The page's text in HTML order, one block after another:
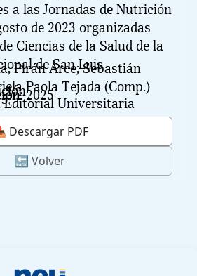
a las Jornadas de Nutrición
de 2023 organizadas
Ciencias de la Salud de la
de San Luis
Pirán Arce; Sebastián
Paola Tejada (Comp.)
2025
Editorial Universitaria
Descargar PDF
🔙 Volver